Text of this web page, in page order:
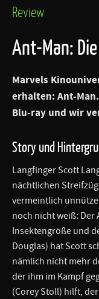
Review
Ant-Man:
Marvels
erhalten: Ant-
Blu-ray und wir
Story und
Langfinger Scott
nächtlichen
vermeintlich
noch nicht weiß: Der
Insektengröße und
Douglas) hat Scott
nämlich nicht mehr
der ihm im Kampf
(Corey Stoll) hilft,